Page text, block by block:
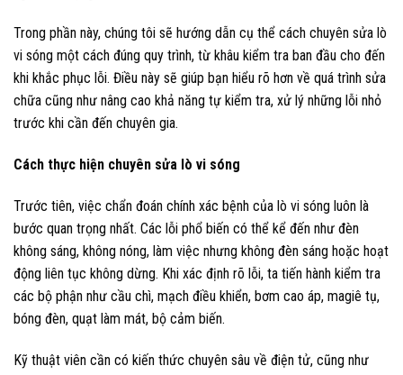
Trong phần này, chúng tôi sẽ hướng dẫn cụ thể cách chuyên sửa lò
vi sóng một cách đúng quy trình, từ khâu kiểm tra ban đầu cho đến
khi khắc phục lỗi. Điều này sẽ giúp bạn hiểu rõ hơn về quá trình sửa
chữa cũng như nâng cao khả năng tự kiểm tra, xử lý những lỗi nhỏ
trước khi cần đến chuyên gia.
Cách thực hiện chuyên sửa lò vi sóng
Trước tiên, việc chẩn đoán chính xác bệnh của lò vi sóng luôn là
bước quan trọng nhất. Các lỗi phổ biến có thể kể đến như đèn
không sáng, không nóng, làm việc nhưng không đèn sáng hoặc hoạt
động liên tục không dừng. Khi xác định rõ lỗi, ta tiến hành kiểm tra
các bộ phận như cầu chì, mạch điều khiển, bơm cao áp, magiê tụ,
bóng đèn, quạt làm mát, bộ cảm biến.
Kỹ thuật viên cần có kiến thức chuyên sâu về điện tử, cũng như